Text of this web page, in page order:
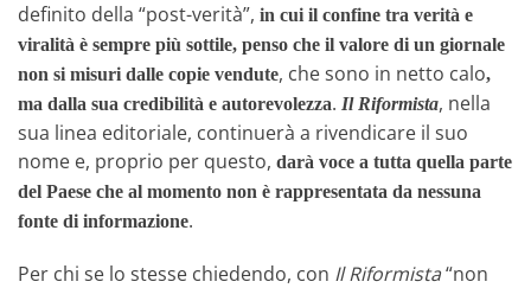
definito della “post-verità”, in cui il confine tra verità e
viralità è sempre più sottile, penso che il valore di un giornale
non si misuri dalle copie vendute, che sono in netto calo,
ma dalla sua credibilità e autorevolezza. Il Riformista, nella
sua linea editoriale, continuerà a rivendicare il suo
nome e, proprio per questo, darà voce a tutta quella parte
del Paese che al momento non è rappresentata da nessuna
fonte di informazione.
Per chi se lo stesse chiedendo, con Il Riformista“non